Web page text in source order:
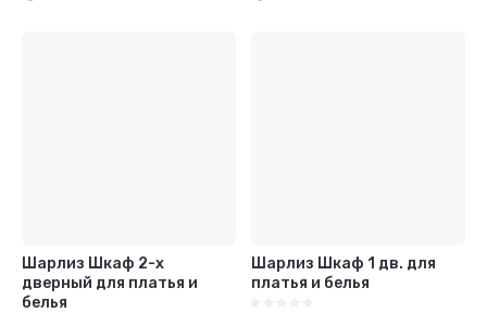
Шарлиз Шкаф 2-х
дверный для платья и
белья
Шарлиз Шкаф 1 дв. для
платья и белья